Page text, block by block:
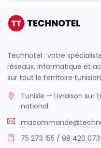
Technotel : votre
réseaux, informatique et
sur tout le territoire
Tunisie — Livraison sur
national
75 273 155 / 98 420 073